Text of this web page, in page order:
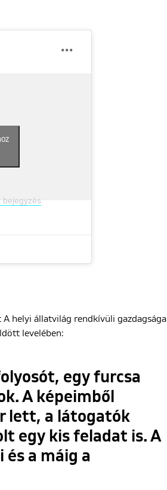
bejegyzés
helyi állatvilág rendkívüli gazdagsága
levelében:
egy furcsa
A képeimből
lett, a látogatók
egy kis feladat is. A
a máig a